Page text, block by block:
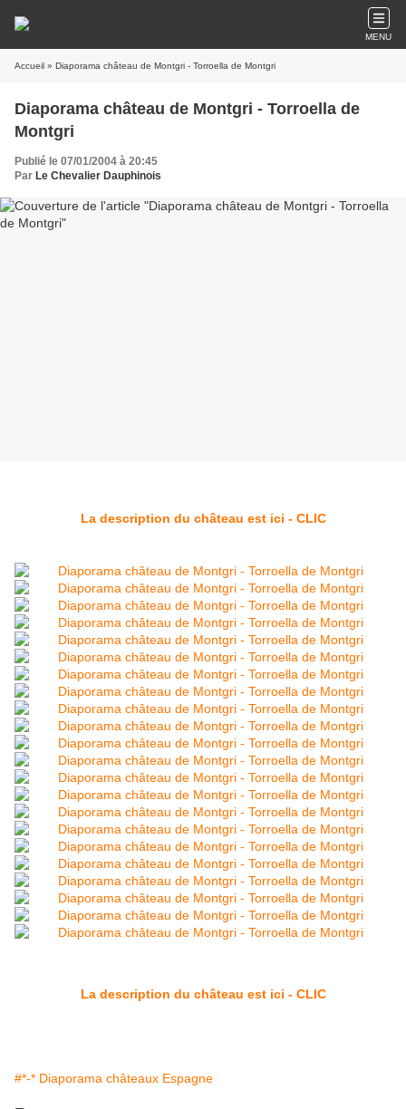
MENU
Accueil » Diaporama château de Montgri - Torroella de Montgri
Diaporama château de Montgri - Torroella de
Montgri
Publié le 07/01/2004 à 20:45
Par Le Chevalier Dauphinois
La description du château est ici - CLIC
La description du château est ici - CLIC
#*-* Diaporama châteaux Espagne